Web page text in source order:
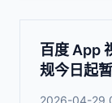
百度 App
规今日起
2026-04-29